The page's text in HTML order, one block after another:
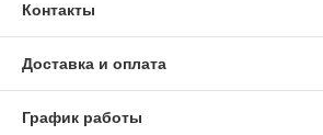
Контакты
Доставка и оплата
График работы